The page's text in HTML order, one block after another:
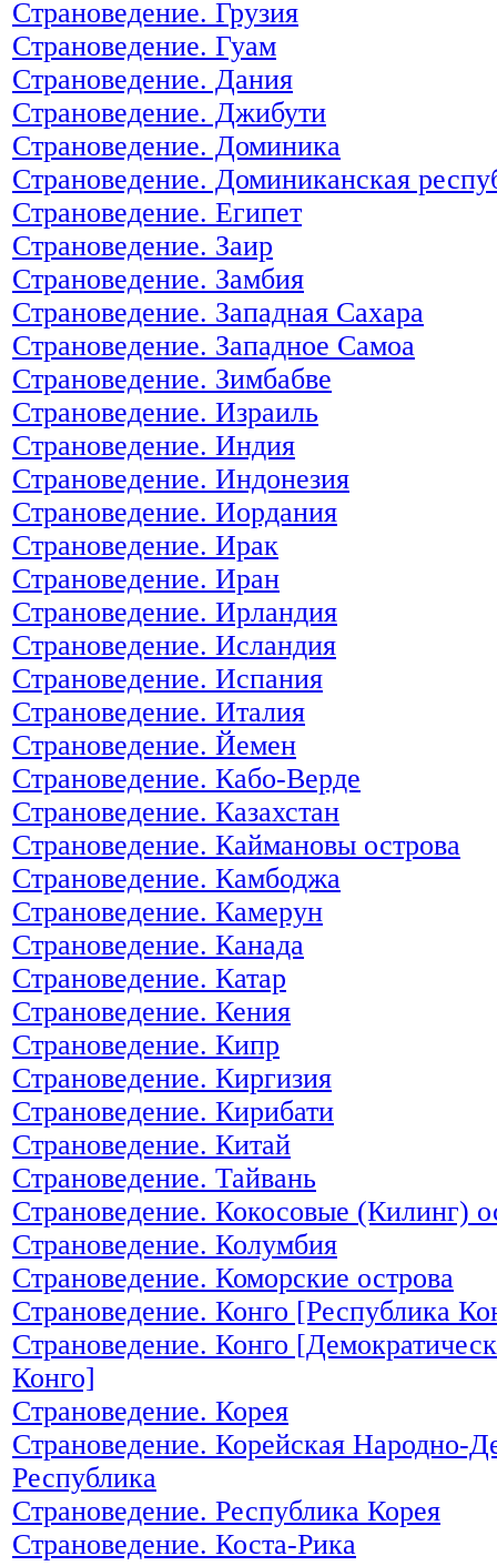
Страноведение. Грузия
Страноведение. Гуам
Страноведение. Дания
Страноведение. Джибути
Страноведение. Доминика
Страноведение. Доминиканская
Страноведение. Египет
Страноведение. Заир
Страноведение. Замбия
Страноведение. Западная Сахара
Страноведение. Западное Самоа
Страноведение. Зимбабве
Страноведение. Израиль
Страноведение. Индия
Страноведение. Индонезия
Страноведение. Иордания
Страноведение. Ирак
Страноведение. Иран
Страноведение. Ирландия
Страноведение. Исландия
Страноведение. Испания
Страноведение. Италия
Страноведение. Йемен
Страноведение. Кабо-Верде
Страноведение. Казахстан
Страноведение. Каймановы острова
Страноведение. Камбоджа
Страноведение. Камерун
Страноведение. Канада
Страноведение. Катар
Страноведение. Кения
Страноведение. Кипр
Страноведение. Киргизия
Страноведение. Кирибати
Страноведение. Китай
Страноведение. Тайвань
Страноведение. Кокосовые (Килинг)
Страноведение. Колумбия
Страноведение. Коморские острова
Страноведение. Конго [Республика
Страноведение. Конго
Конго]
Страноведение. Корея
Страноведение. Корейская Народно-
Республика
Страноведение. Республика Корея
Страноведение. Коста-Рика